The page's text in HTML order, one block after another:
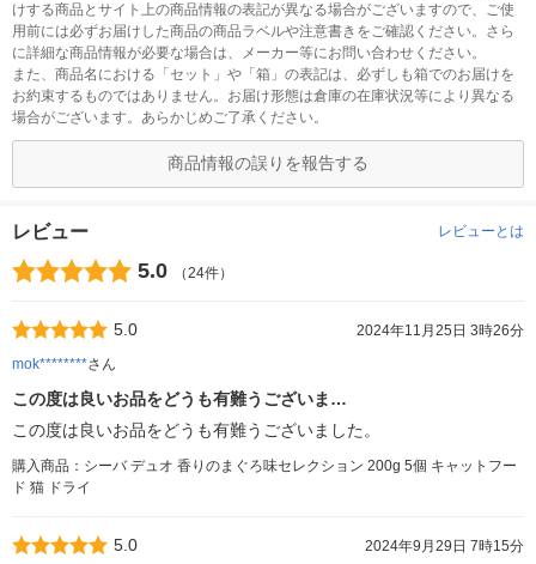
けする商品とサイト上の商品情報の表記が異なる場合がございますので、ご使
用前には必ずお届けした商品の商品ラベルや注意書きをご確認ください。さら
に詳細な商品情報が必要な場合は、メーカー等にお問い合わせください。
また、商品名における「セット」や「箱」の表記は、必ずしも箱でのお届けを
お約束するものではありません。お届け形態は倉庫の在庫状況等により異なる
場合がございます。あらかじめご了承ください。
商品情報の誤りを報告する
レビュー レビューとは
5.0 （24件）
5.0
2024年11月25日 3時26分
mok********さん
この度は良いお品をどうも有難うございま…
この度は良いお品をどうも有難うございました。
購入商品：シーバ デュオ 香りのまぐろ味セレクション 200g 5個 キャットフー
ド 猫 ドライ
5.0
2024年9月29日 7時15分